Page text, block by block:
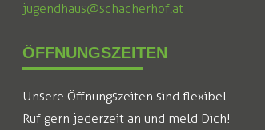
jugendhaus@schacherhof.at
ÖFFNUNGSZEITEN
Unsere Öffnungszeiten sind flexibel.
Ruf gern jederzeit an und meld Dich!